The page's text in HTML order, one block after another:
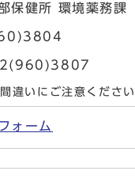
保健所 環境薬務課
違いにご注意ください
ォーム